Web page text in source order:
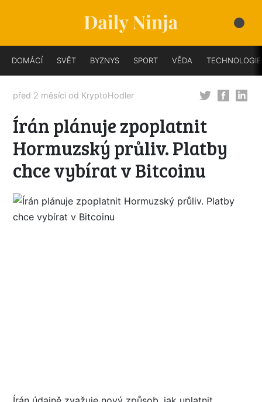
DOMÁCÍ SVĚT BYZNYS SPORT VĚDA TECHNOLOGIE
před 2 měsíci od KryptoHodler
Írán plánuje zpoplatnit
Hormuzský průliv. Platby
chce vybírat v Bitcoinu